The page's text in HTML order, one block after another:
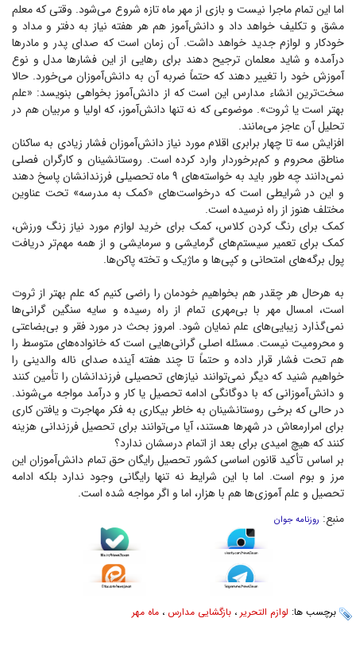
اما این تمام ماجرا نیست و بازی از مهر ماه تازه شروع می‌شود. وقتی که معلم
مشق و تکلیف خواهد داد و دانش‌آموز هم هر هفته نیاز به دفتر و مداد و
خودکار و لوازم جدید خواهد داشت. آن زمان است که صدای پدر و مادر‌ها
درآمده و شاید معلمان ترجیح دهند برای رهایی از این فشار‌ها مدل و نوع
آموزش خود را تغییر دهند که حتماً ضربه آن به دانش‌آموزان می‌خورد. حالا
سخت‌ترین انشاء مدارس این است که از دانش‌آموز بخواهی بنویسد: «علم
بهتر است یا ثروت». موضوعی که نه تنها دانش‌آموز، که اولیا و مربیان هم در
تحلیل آن عاجز می‌مانند.
افزایش سه تا چهار برابری اقلام مورد نیاز دانش‌آموزان فشار زیادی به ساکنان
مناطق محروم و کم‌برخوردار وارد کرده است. روستانشینان و کارگران فصلی
نمی‌دانند چه طور باید به خواسته‌های ۹ ماه تحصیلی فرزندانشان پاسخ دهند
و این در شرایطی است که درخواست‌های «کمک به مدرسه» تحت عناوین
مختلف هنوز از راه نرسیده است.
کمک برای رنگ کردن کلاس، کمک برای خرید لوازم مورد نیاز زنگ ورزش،
کمک برای تعمیر سیستم‌های گرمایشی و سرمایشی و از همه مهم‌تر دریافت
پول برگه‌های امتحانی و کپی‌ها و ماژیک و تخته پاکن‌ها.
به هرحال هر چقدر هم بخواهیم خودمان را راضی کنیم که علم بهتر از ثروت
است، امسال مهر با بی‌مهری تمام از راه رسیده و سایه سنگین گرانی‌ها
نمی‌گذارد زیبایی‌های علم نمایان شود. امروز بحث در مورد فقر و بی‌بضاعتی
و محرومیت نیست. مسئله اصلی گرانی‌هایی است که خانواده‌های متوسط را
هم تحت فشار قرار داده و حتماً تا چند هفته آینده صدای ناله والدینی را
خواهیم شنید که دیگر نمی‌توانند نیاز‌های تحصیلی فرزندانشان را تأمین کنند
و دانش‌آموزانی که با دوگانگی ادامه تحصیل یا کار و درآمد مواجه می‌شوند.
در حالی که برخی روستانشینان به خاطر بیکاری به فکر مهاجرت و یافتن کاری
برای امرارمعاش در شهر‌ها هستند، آیا می‌توانند برای تحصیل فرزندانی هزینه
کنند که هیچ امیدی برای بعد از اتمام درسشان ندارد؟
بر اساس تأکید قانون اساسی کشور تحصیل رایگان حق تمام دانش‌آموزان این
مرز و بوم است. اما با این شرایط نه تنها رایگانی وجود ندارد بلکه ادامه
تحصیل و علم آموزی‌ها هم با هزار، اما و اگر مواجه شده است.
منبع: روزنامه جوان
برچسب ها: لوازم التحریر ، بازگشایی مدارس ، ماه مهر